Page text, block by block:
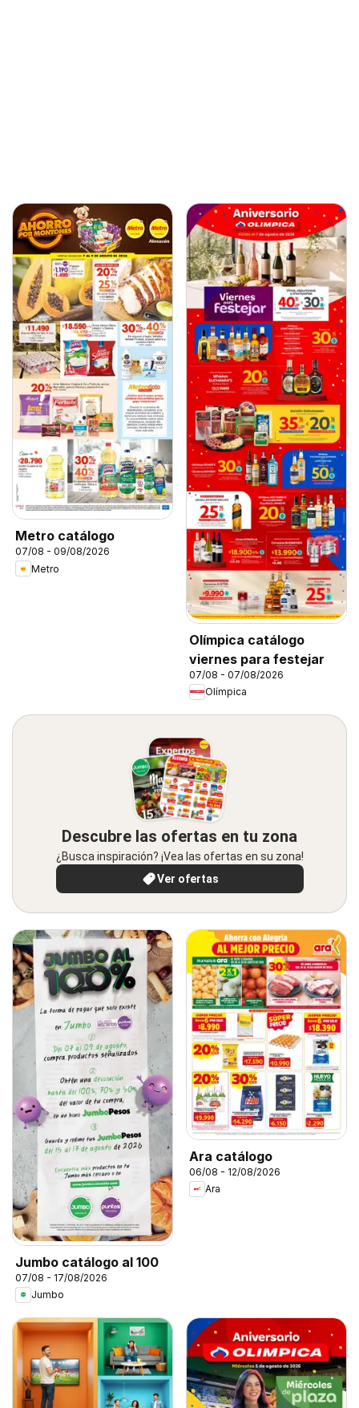
Metro catálogo
07/08 - 09/08/2026
Metro
Olímpica catálogo
viernes para festejar
07/08 - 07/08/2026
Olímpica
Descubre las ofertas en tu zona
¿Busca inspiración? ¡Vea las ofertas en su zona!
Ver ofertas
Jumbo catálogo al 100
07/08 - 17/08/2026
Jumbo
Ara catálogo
06/08 - 12/08/2026
Ara